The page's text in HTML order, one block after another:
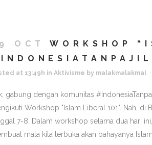
OCT
WORKSHOP
at 13:49h in Aktivisme by malakmalakmal
gabung dengan komunitas
Workshop "Islam Liberal 101". Nah,
7-8. Dalam workshop selama dua hari
mata kita terbuka akan bahayanya